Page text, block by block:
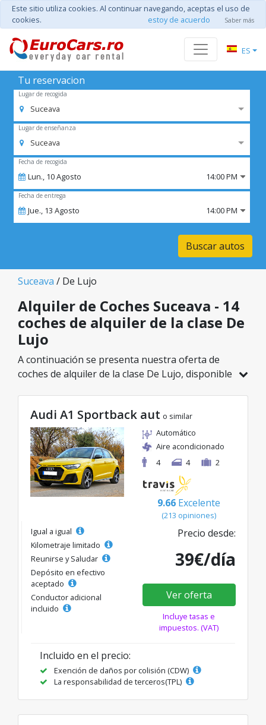
Este sitio utiliza cookies. Al continuar navegando, aceptas el uso de
cookies.
estoy de acuerdo Saber más
ES
Tu reservacion
Lugar de recogida
Suceava
Lugar de enseñanza
Suceava
Fecha de recogida
Lun., 10Agosto 14:00 PM
Fecha de entrega
Jue., 13 Agosto 14:00 PM
Buscar autos
Suceava / De Lujo
Alquiler de Coches Suceava - 14
coches de alquiler de la clase De
Lujo
A continuación se presenta nuestra oferta de
coches de alquiler de la clase De Lujo, disponible
categoría seleccionada, con tarifas excelentes
desde solo 39€/día.
Audi A1 Sportback aut o similar
Automático
Aire acondicionado
4
4 2
9.66 Excelente
(213 opiniones)
Igual a igual
Kilometraje limitado
Reunirse y Saludar
Depósito en efectivo
aceptado
Conductor adicional
incluido
Precio desde:
39€/día
Ver oferta
Incluye tasas e
impuestos. (VAT)
Incluido en el precio:
Exención de daños por colisión (CDW)
La responsabilidad de terceros(TPL)